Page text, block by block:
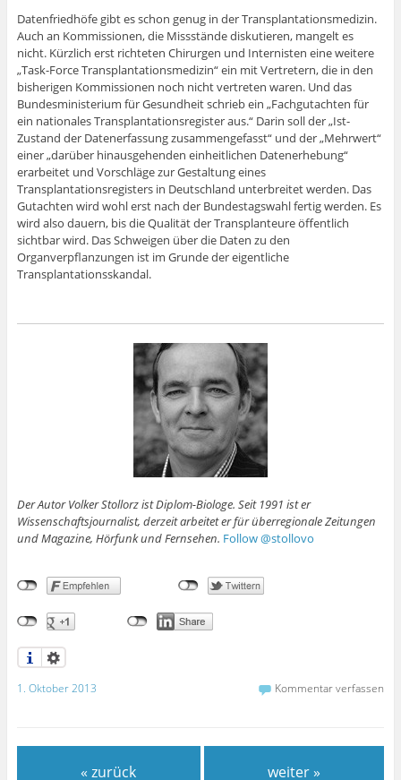
Datenfriedhöfe gibt es schon genug in der Transplantationsmedizin.
Auch an Kommissionen, die Missstände diskutieren, mangelt es
nicht. Kürzlich erst richteten Chirurgen und Internisten eine weitere
„Task-Force Transplantationsmedizin“ ein mit Vertretern, die in den
bisherigen Kommissionen noch nicht vertreten waren. Und das
Bundesministerium für Gesundheit schrieb ein „Fachgutachten für
ein nationales Transplantationsregister aus.“ Darin soll der „Ist-
Zustand der Datenerfassung zusammengefasst“ und der „Mehrwert“
einer „darüber hinausgehenden einheitlichen Datenerhebung“
erarbeitet und Vorschläge zur Gestaltung eines
Transplantationsregisters in Deutschland unterbreitet werden. Das
Gutachten wird wohl erst nach der Bundestagswahl fertig werden. Es
wird also dauern, bis die Qualität der Transplanteure öffentlich
sichtbar wird. Das Schweigen über die Daten zu den
Organverpflanzungen ist im Grunde der eigentliche
Transplantationsskandal.
Der Autor Volker Stollorz ist Diplom-Biologe. Seit 1991 ist er
Wissenschaftsjournalist, derzeit arbeitet er für überregionale Zeitungen
und Magazine, Hörfunk und Fernsehen. Follow @stollovo
1. Oktober 2013 Kommentar verfassen
« zurück weiter »